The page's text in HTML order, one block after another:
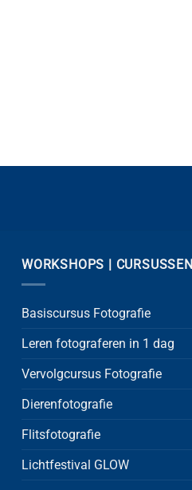
WORKSHOPS | CURSUSSEN
Basiscursus Fotografie
Leren fotograferen in 1 dag
Vervolgcursus Fotografie
Dierenfotografie
Flitsfotografie
Lichtfestival GLOW